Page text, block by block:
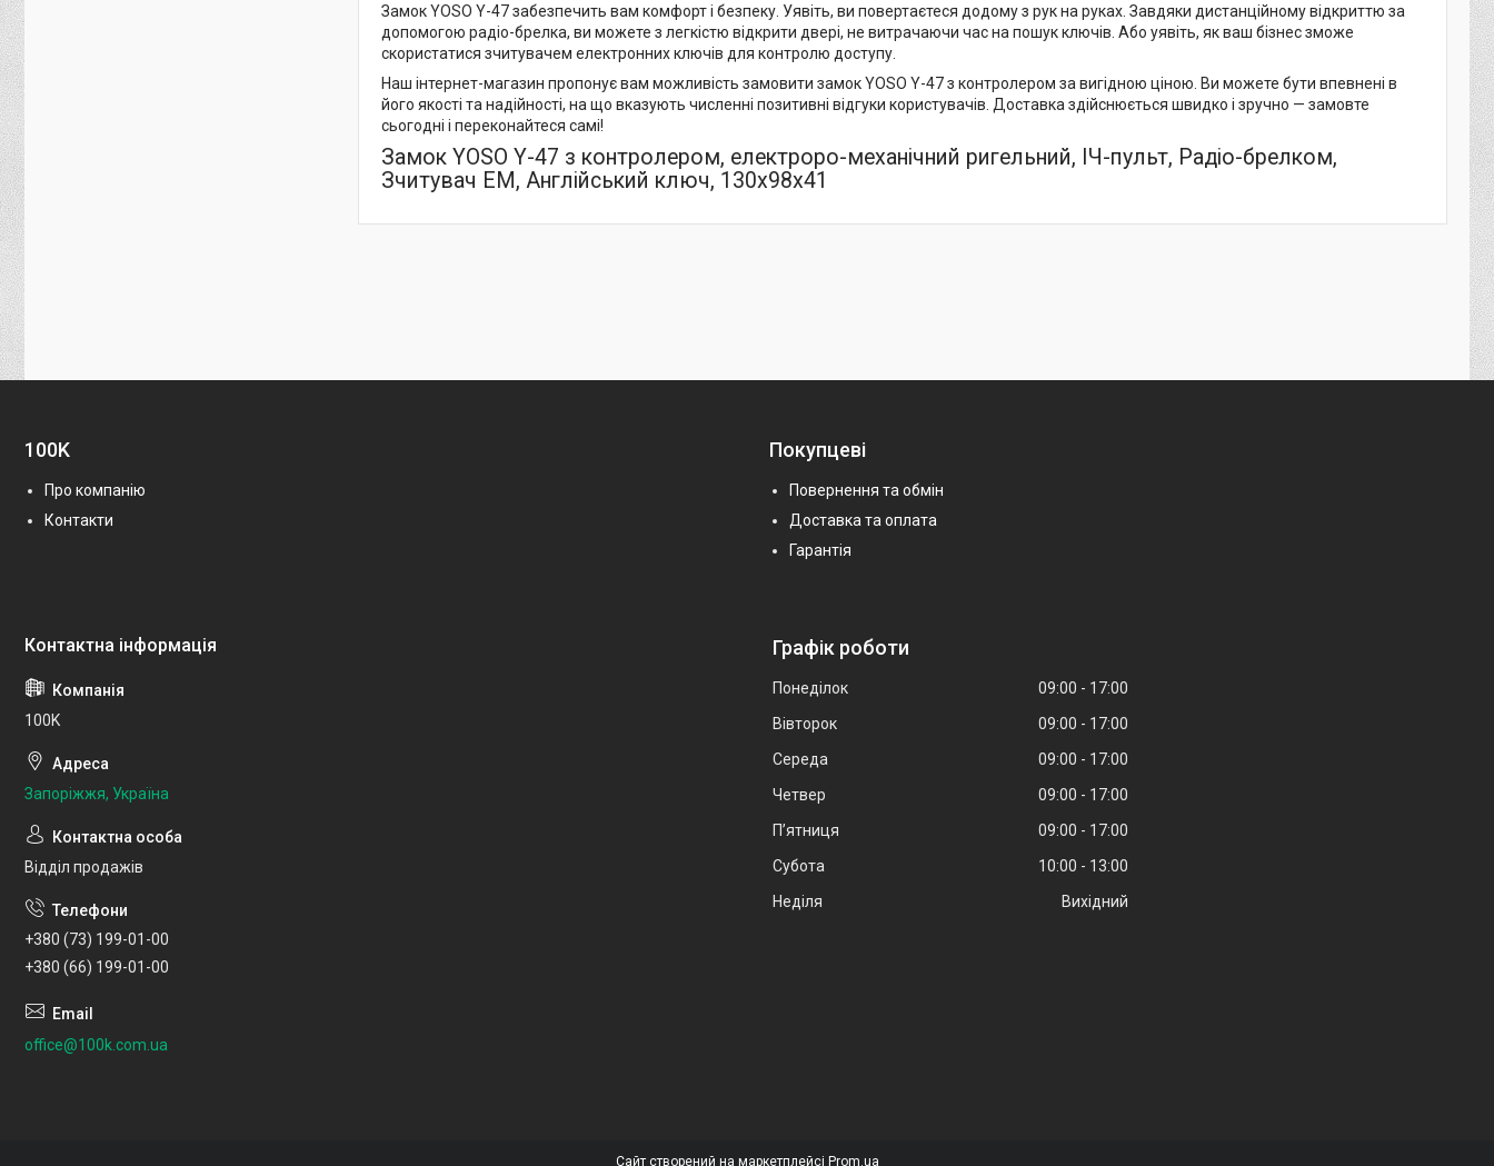
Замок YOSO Y-47 забезпечить вам комфорт і безпеку. Уявіть, ви повертаєтеся додому з рук на руках. Завдяки дистанційному відкриттю за
допомогою радіо-брелка, ви можете з легкістю відкрити двері, не витрачаючи час на пошук ключів. Або уявіть, як ваш бізнес зможе
скористатися зчитувачем електронних ключів для контролю доступу.
Наш інтернет-магазин пропонує вам можливість замовити замок YOSO Y-47 з контролером за вигідною ціною. Ви можете бути впевнені в
його якості та надійності, на що вказують численні позитивні відгуки користувачів. Доставка здійснюється швидко і зручно — замовте
сьогодні і переконайтеся самі!
Замок YOSO Y-47 з контролером, електроро-механічний ригельний, ІЧ-пульт, Радіо-брелком,
Зчитувач ЕМ, Англійський ключ, 130x98x41
100K
Про компанію
Контакти
Покупцеві
Повернення та обмін
Доставка та оплата
Гарантія
100K
Запоріжжя, Україна
Відділ продажів
+380 (73) 199-01-00
+380 (66) 199-01-00
office@100k.com.ua
Графік роботи
Понеділок 09:00
17:00
Вівторок
09:00
17:00
Середа
09:00
17:00
Четвер
09:00
17:00
Пʼятниця
09:00
17:00
Субота
10:00
13:00
Неділя
Вихідний
Сайт створений на маркетплейсі Prom.ua